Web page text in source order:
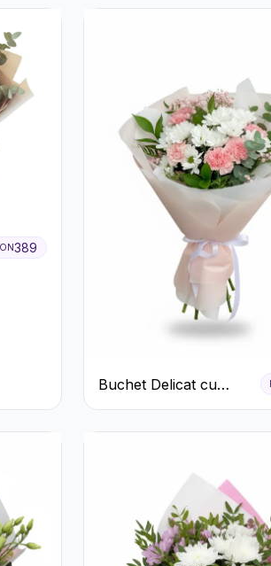
389
Buchet Delicat cu
Garoafe Roz și